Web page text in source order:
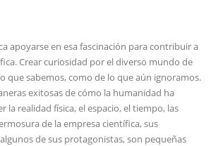
apoyarse en esa fascinación para contribuir a
Crear curiosidad por el diverso mundo de
que sabemos, como de lo que aún ignoramos.
exitosas de cómo la humanidad ha
realidad física, el espacio, el tiempo, las
de la empresa científica, sus
de sus protagonistas, son pequeñas